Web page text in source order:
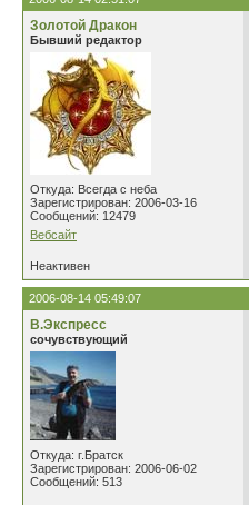
Золотой Дракон
Бывший редактор
Откуда: Всегда с неба
Зарегистрирован: 2006-03-16
Сообщений: 12479
Вебсайт
Неактивен
2006-08-14 05:49:07
В.Экспресс
сочувствующий
Откуда: г.Братск
Зарегистрирован: 2006-06-02
Сообщений: 513